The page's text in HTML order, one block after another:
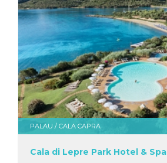
PALAU / CALA CAPRA
Cala di Lepre Park Hotel & Spa